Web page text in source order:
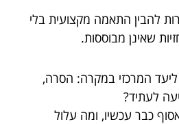
להבין התאמה מקצועית בלי
שאינן מבוססות.
המרכזי במקרה: הסרה,
לעתיד?
כבר עכשיו, ומה עלול